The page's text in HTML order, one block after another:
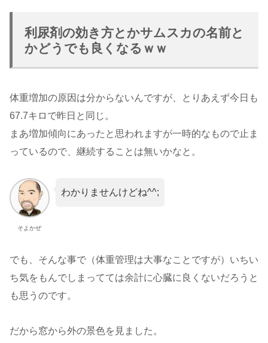
利尿剤の効き方とかサムスカの名前と
かどうでも良くなるｗｗ
体重増加の原因は分からないんですが、とりあえず今日も
67.7キロで昨日と同じ。
まあ増加傾向にあったと思われますが一時的なもので止ま
っているので、継続することは無いかなと。
そよかぜ
わかりませんけどね^^;
でも、そんな事で（体重管理は大事なことですが）いちい
ち気をもんでしまってては余計に心臓に良くないだろうと
も思うのです。
だから窓から外の景色を見ました。